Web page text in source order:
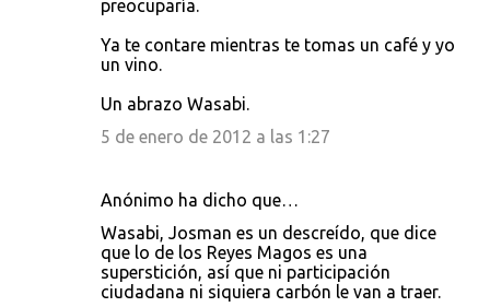
preocuparía.
Ya te contare mientras te tomas un café y yo
un vino.
Un abrazo Wasabi.
5 de enero de 2012 a las 1:27
Anónimo ha dicho que…
Wasabi, Josman es un descreído, que dice
que lo de los Reyes Magos es una
superstición, así que ni participación
ciudadana ni siquiera carbón le van a traer.